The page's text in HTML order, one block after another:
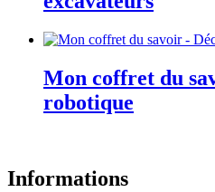
Mon coffret du
robotique
Informations